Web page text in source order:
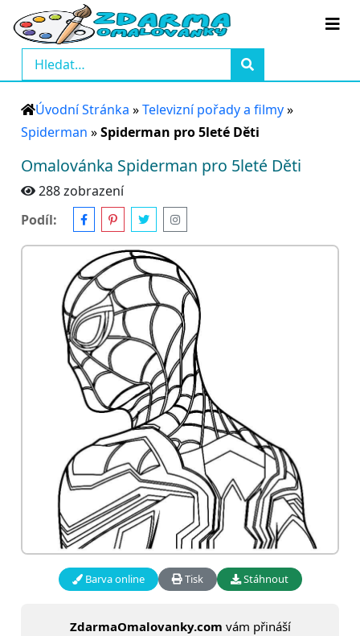
Úvodní Stránka »Televizní pořady a filmy»
Spiderman »Spiderman pro 5leté Děti
Omalovánka Spiderman pro 5leté Děti
288 zobrazení
Podíl:
Barva online Tisk Stáhnout
ZdarmaOmalovanky.com vám přináší